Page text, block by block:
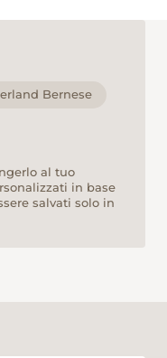
Bernese
al tuo
in base
salvati solo in